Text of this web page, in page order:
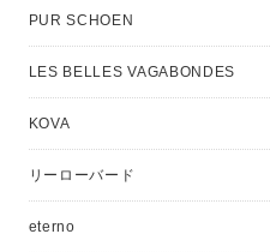
PUR SCHOEN
LES BELLES VAGABONDES
KOVA
リーローバード
eterno